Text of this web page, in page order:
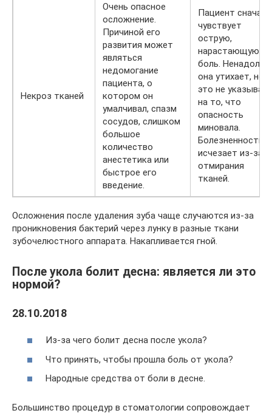
Некроз тканей
Очень опасное
осложнение.
Причиной его
развития может
являться
недомогание
пациента, о
котором он
умалчивал, спазм
сосудов, слишком
большое
количество
анестетика или
быстрое его
введение.
Пациент сначала
чувствует
острую,
нарастающую
боль. Ненадолго
она утихает, но
это не
на то, что
опасность
миновала.
Болезненность
исчезает из-за
отмирания
тканей.
Осложнения после удаления зуба чаще случаются из-за
проникновения бактерий через лунку в разные ткани
зубочелюстного аппарата. Накапливается гной.
После укола болит десна: является ли это
нормой?
28.10.2018
Из-за чего болит десна после укола?
Что принять, чтобы прошла боль от укола?
Народные средства от боли в десне.
Большинство процедур в стоматологии сопровождает